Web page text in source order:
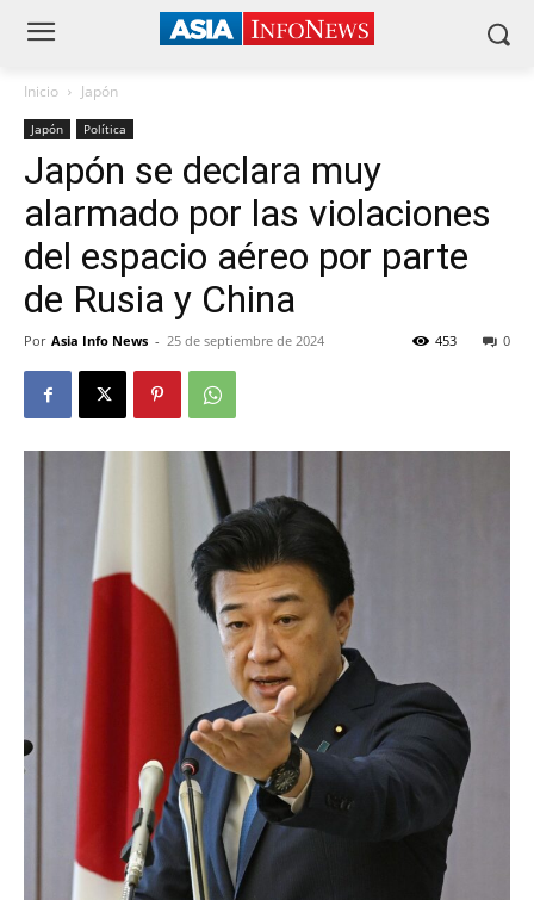
Inicio Japón
Japón Política
Japón se declara muy
alarmado por las violaciones
del espacio aéreo por parte
de Rusia y China
Por Asia Info News - 25 de septiembre de 2024 0
453